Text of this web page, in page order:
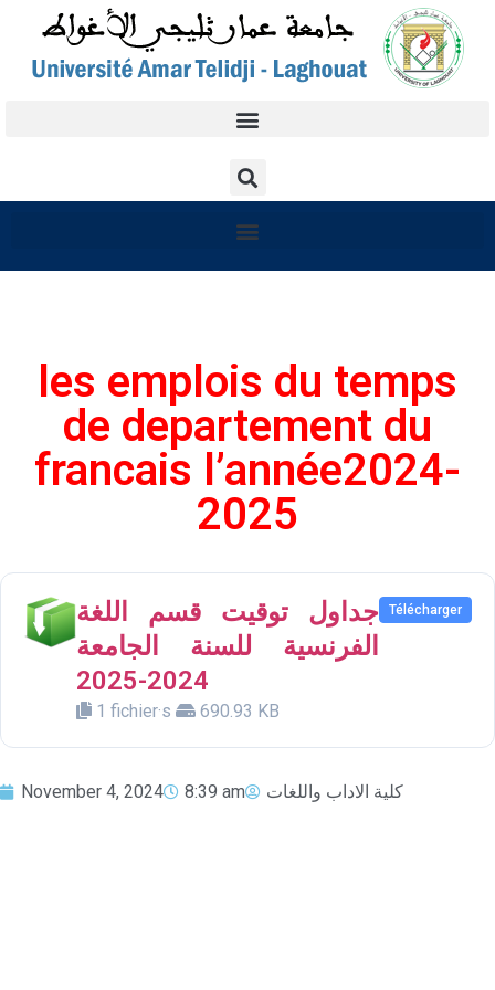
les emplois du temps
de departement du
francais l’année2024-
2025
جداول توقيت قسم اللغة
الفرنسية للسنة الجامعة
2024-2025
1 fichier·s 690.93 KB
Télécharger
November 4, 2024 8:39 am كلية الاداب واللغات